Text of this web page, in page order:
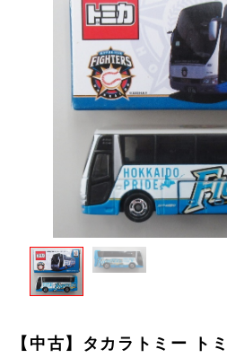
【中古】タカラトミー ト